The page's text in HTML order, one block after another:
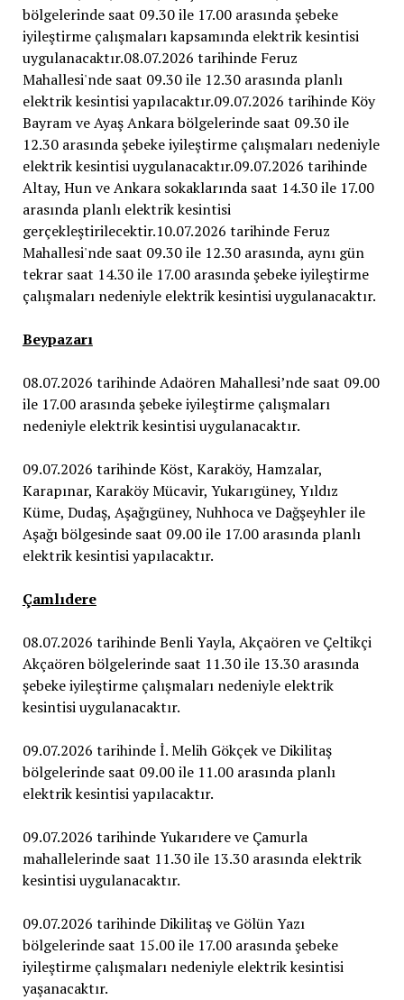
Beypazarı
08.07.2026 tarihinde Adaören Mahallesi’nde saat 09.00
ile 17.00 arasında şebeke iyileştirme çalışmaları
nedeniyle elektrik kesintisi uygulanacaktır.
09.07.2026 tarihinde Köst, Karaköy, Hamzalar,
Karapınar, Karaköy Mücavir, Yukarıgüney, Yıldız
Küme, Dudaş, Aşağıgüney, Nuhhoca ve Dağşeyhler ile
Aşağı bölgesinde saat 09.00 ile 17.00 arasında planlı
elektrik kesintisi yapılacaktır.
Çamlıdere
08.07.2026 tarihinde Benli Yayla, Akçaören ve Çeltikçi
Akçaören bölgelerinde saat 11.30 ile 13.30 arasında
şebeke iyileştirme çalışmaları nedeniyle elektrik
kesintisi uygulanacaktır.
09.07.2026 tarihinde İ. Melih Gökçek ve Dikilitaş
bölgelerinde saat 09.00 ile 11.00 arasında planlı
elektrik kesintisi yapılacaktır.
09.07.2026 tarihinde Yukarıdere ve Çamurla
mahallelerinde saat 11.30 ile 13.30 arasında elektrik
kesintisi uygulanacaktır.
09.07.2026 tarihinde Dikilitaş ve Gölün Yazı
bölgelerinde saat 15.00 ile 17.00 arasında şebeke
iyileştirme çalışmaları nedeniyle elektrik kesintisi
yaşanacaktır.